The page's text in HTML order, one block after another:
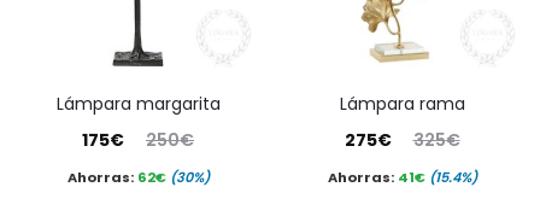
lámpara margarita
250€
El
precio
175€
El
precioAhorras: 62€ (30%)
lámpara rama
325€
El
precio
275€
precioAhorras: 41€ (15.4%)